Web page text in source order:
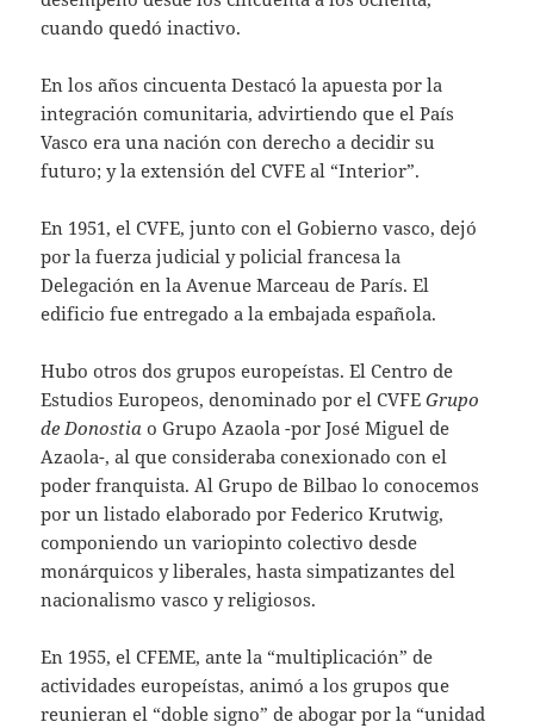
cuando quedó inactivo.
En los años cincuenta Destacó la apuesta por la
integración comunitaria, advirtiendo que el País
Vasco era una nación con derecho a decidir su
futuro; y la extensión del CVFE al “Interior”.
En 1951, el CVFE, junto con el Gobierno vasco, dejó
por la fuerza judicial y policial francesa la
Delegación en la Avenue Marceau de París. El
edificio fue entregado a la embajada española.
Hubo otros dos grupos europeístas. El Centro de
Estudios Europeos, denominado por el CVFEGrupo
de Donostia o Grupo Azaola -por José Miguel de
Azaola-, al que consideraba conexionado con el
poder franquista. Al Grupo de Bilbao lo conocemos
por un listado elaborado por Federico Krutwig,
componiendo un variopinto colectivo desde
monárquicos y liberales, hasta simpatizantes del
nacionalismo vasco y religiosos.
En 1955, el CFEME, ante la “multiplicación” de
actividades europeístas, animó a los grupos que
reunieran el “doble signo” de abogar por la “unidad